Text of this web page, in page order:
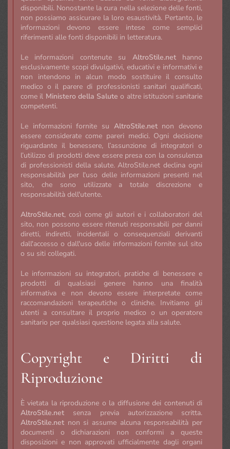
disponibili. Nonostante la cura nella selezione delle fonti,
non possiamo assicurare la loro esaustività. Pertanto, le
informazioni devono essere intese come semplici
riferimenti alle fonti disponibili in letteratura.
Le informazioni contenute su AltroStile.nethanno
esclusivamente scopi divulgativi, educativi e informativi e
non intendono in alcun modo sostituire il consulto
medico o il parere di professionisti sanitari qualificati,
come il Ministero della Salute o altre istituzioni sanitarie
competenti.
Le informazioni fornite su AltroStile.netnon devono
essere considerate come pareri medici. Ogni decisione
riguardante il benessere, l’assunzione di integratori o
l’utilizzo di prodotti deve essere presa con la consulenza
di professionisti della salute. AltroStile.net declina ogni
responsabilità per l'uso delle informazioni presenti nel
sito, che sono utilizzate a totale discrezione e
responsabilità dell'utente.
AltroStile.net, così come gli autori e i collaboratori del
sito, non possono essere ritenuti responsabili per danni
diretti, indiretti, incidentali o consequenziali derivanti
dall'accesso o dall'uso delle informazioni fornite sul sito
o su siti collegati.
Le informazioni su integratori, pratiche di benessere e
prodotti di qualsiasi genere hanno una finalità
informativa e non devono essere interpretate come
raccomandazioni terapeutiche o cliniche. Invitiamo gli
utenti a consultare il proprio medico o un operatore
sanitario per qualsiasi questione legata alla salute.
Copyright e Diritti di
Riproduzione
È vietata la riproduzione o la diffusione dei contenuti di
AltroStile.net senza previa autorizzazione scritta.
AltroStile.net non si assume alcuna responsabilità per
documenti o dichiarazioni non conformi a queste
disposizioni e non approvati ufficialmente dagli organi